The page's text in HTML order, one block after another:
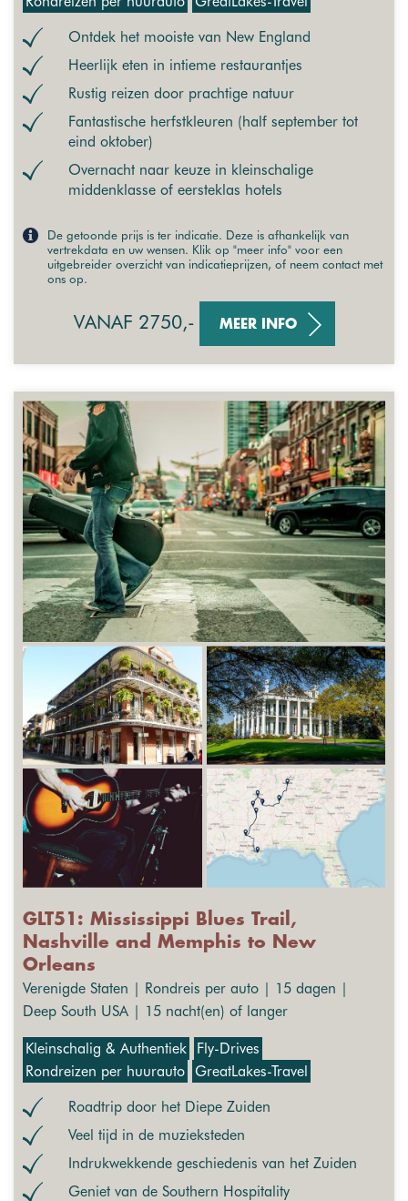
Ontdek het mooiste van New England
Heerlijk eten in intieme restaurantjes
Rustig reizen door prachtige natuur
Fantastische herfstkleuren (half september tot
eind oktober)
Overnacht naar keuze in kleinschalige
middenklasse of eersteklas hotels
De getoonde prijs is ter indicatie. Deze is afhankelijk van
vertrekdata en uw wensen. Klik op "meer info" voor een
uitgebreider overzicht van indicatieprijzen, of neem contact met
ons op.
VANAF 2750,- MEER INFO
GLT51: Mississippi Blues Trail,
Nashville and Memphis to New
Orleans
Verenigde Staten | Rondreis per auto | 15 dagen |
Deep South USA | 15 nacht(en) of langer
Kleinschalig & Authentiek
Fly-Drives
Rondreizen per huurauto GreatLakes-Travel
Roadtrip door het Diepe Zuiden
Veel tijd in de muzieksteden
Indrukwekkende geschiedenis van het Zuiden
Geniet van de Southern Hospitality